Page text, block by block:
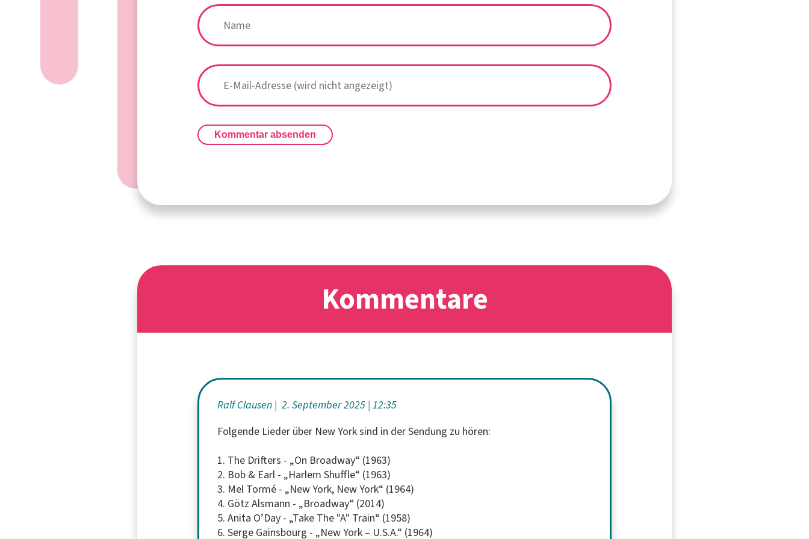
Kommentar absenden
Kommentare
Ralf Clausen 2. September 2025 12:35
Folgende Lieder über New York sind in der Sendung zu hören:
1. The Drifters - „On Broadway“ (1963)
2. Bob & Earl - „Harlem Shuffle“ (1963)
3. Mel Tormé - „New York, New York“ (1964)
4. Götz Alsmann - „Broadway“ (2014)
5. Anita O’Day - „Take The "A" Train“ (1958)
6. Serge Gainsbourg - „New York – U.S.A.“ (1964)